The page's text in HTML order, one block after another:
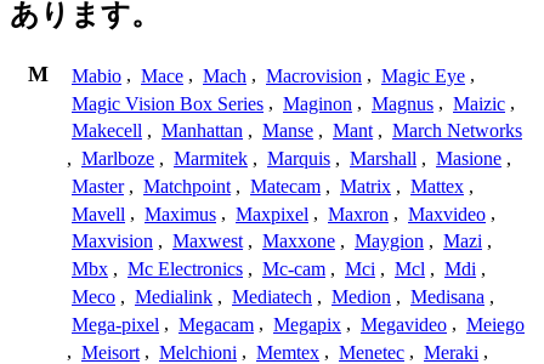
あります。
M Mabio , Mace , Mach , Macrovision , Magic Eye ,
Magic Vision Box Series , Maginon , Magnus , Maizic ,
Makecell , Manhattan , Manse , Mant , March Networks
, Marlboze , Marmitek , Marquis , Marshall , Masione ,
Master , Matchpoint , Matecam , Matrix , Mattex ,
Mavell , Maximus , Maxpixel , Maxron , Maxvideo ,
Maxvision , Maxwest , Maxxone , Maygion , Mazi ,
Mbx , Mc Electronics , Mc-cam , Mci , Mcl , Mdi ,
Meco , Medialink , Mediatech , Medion , Medisana ,
Mega-pixel , Megacam , Megapix , Megavideo , Meiego
, Meisort , Melchioni , Memtex , Menetec , Meraki ,